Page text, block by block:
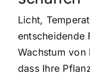
Licht,
entscheidende
Wachstum von
dass Ihre